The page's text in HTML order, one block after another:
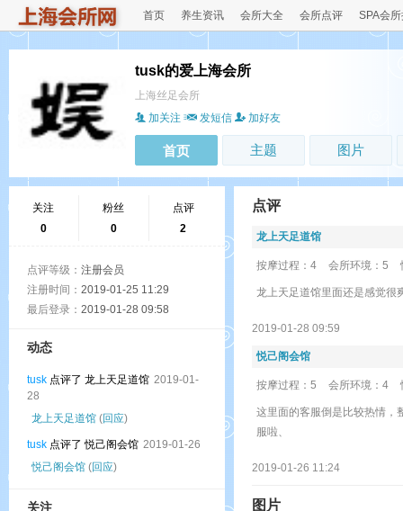
首页 养生资讯 会所大全 会所点评 SPA会
tusk的爱上海会所
上海丝足会所
加关注
发短信 加好友
首页 主题 图片
关注
0
粉丝
0
点评
2
点评等级： 注册会员
注册时间： 2019-01-25 11:29
最后登录： 2019-01-28 09:58
动态
tusk 点评了 龙上天足道馆 2019-01-
28
龙上天足道馆 (回应)
tusk 点评了 悦己阁会馆 2019-01-26
悦己阁会馆 (回应)
关注
点评
龙上天足道馆
按摩过程：4 会所环境：5
龙上天足道馆里面还是感觉很
2019-01-28 09:59
悦己阁会馆
按摩过程：5 会所环境：4
这里面的客服倒是比较热情，
服啦、
2019-01-26 11:24
图片